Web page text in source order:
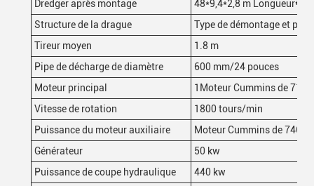
Dredger après montage 48*9,4*2,8 m Longueur*
Structure de la drague
Type de démontage et
Tireur moyen
1.8 m
Pipe de décharge de diamètre
600 mm/24 pouces
Moteur principal
1Moteur Cummins de 715
Vitesse de rotation
1800 tours/min
Puissance du moteur auxiliaire
Moteur Cummins de 746
Générateur
50 kw
Puissance de coupe hydraulique
440 kw